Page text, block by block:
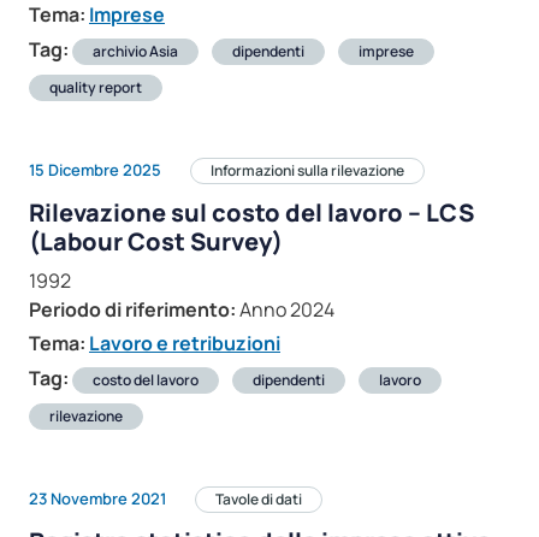
Tema: Imprese
Tag:
archivio Asia dipendenti
imprese
quality report
15 Dicembre 2025 Informazioni sulla rilevazione
Rilevazione sul costo del lavoro – LCS
(Labour Cost Survey)
1992
Periodo di riferimento:Anno 2024
Tema: Lavoro e retribuzioni
Tag:
costo del lavoro dipendenti
lavoro
rilevazione
23 Novembre 2021 Tavole di dati